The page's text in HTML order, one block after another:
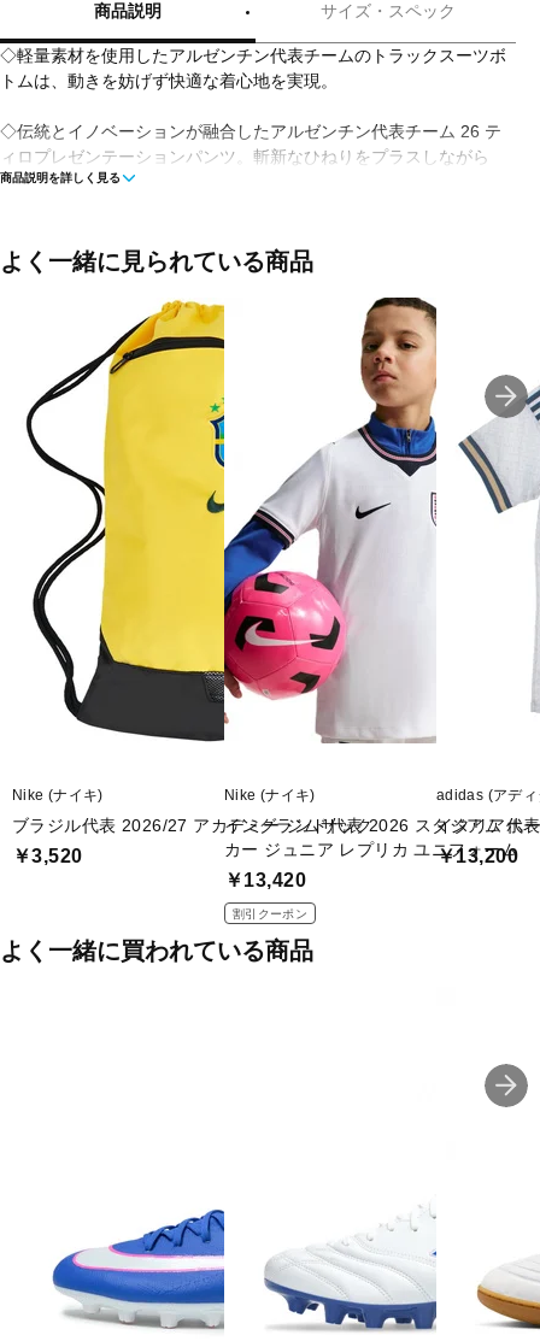
商品説明 サイズ・スペック
◇軽量素材を使用したアルゼンチン代表チームのトラックスーツボ
トムは、動きを妨げず快適な着心地を実現。
◇伝統とイノベーションが融合したアルゼンチン代表チーム 26 テ
ィロプレゼンテーションパンツ。斬新なひねりをプラスしながら
も、サッカーの豊かなヘリテージを感じさせる、アイコニックなホ
体にしっかりフィットするドローコードクロージャーを備え、ジグ
ステープがクラシックなアディダススタイルを演出。トレーニング
中も応援中も、アディダスと共にサッカースピリットを感じ、一瞬
一瞬を大切にしよう。
◇レギュラーフィット
◇ドローコードクロージャー
◇ポリエステル100%
◇軽量ウーブン素材
■カラー(メーカー表記):
ネイビー(night navy)
■生産国:ベトナム
■メーカー型番：JY7033
商品説明を詳しく見る
よく一緒に見られている商品
Nike (ナイキ)
ブラジル代表 2026/27 アカデミー ジムサック
￥3,520
Nike (ナイキ)
イングランド代表 2026 スタジアム ホ
カー ジュニア レプリカ ユニフォーム
￥13,420
割引クーポン
adidas (アディ
イタリア代
￥13,200
よく一緒に買われている商品